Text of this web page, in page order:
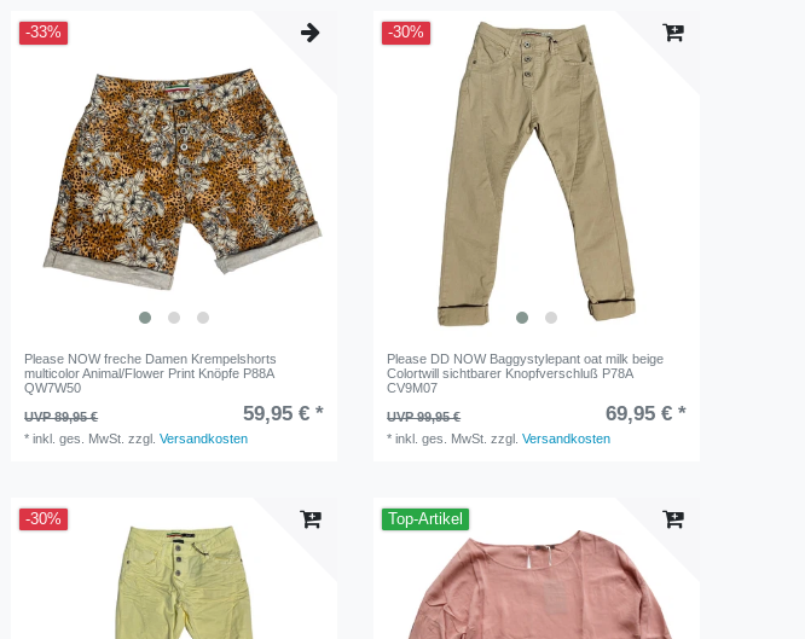
-33%
Please NOW freche Damen Krempelshorts
multicolor Animal/Flower Print Knöpfe P88A
QW7W50
UVP 89,95 €
59,95 € *
*inkl. ges. MwSt. zzgl.Versandkosten
-30%
Please DD NOW Baggystylepant oat milk beige
Colortwill sichtbarer Knopfverschluß P78A
CV9M07
UVP 99,95 €
69,95 € *
*inkl. ges. MwSt. zzgl.Versandkosten
-30% Top-Artikel